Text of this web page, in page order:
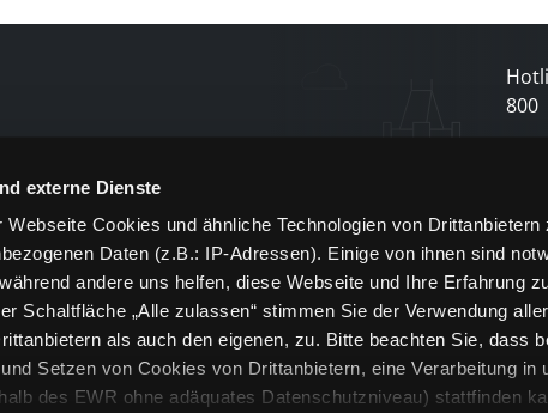
externe Dienste
Cookies und ähnliche Technologien von Drittanbietern
Daten (z.B.: IP-Adressen). Einige von ihnen sind
andere uns helfen, diese Webseite und Ihre Erfahrung
Schaltfläche „Alle zulassen“ stimmen Sie der Verwendung
als auch den eigenen, zu. Bitte beachten Sie, dass
Setzen von Cookies von Drittanbietern, eine Verarbeitung in
des EWR ohne adäquates Datenschutzniveau) stattfinden
800
und